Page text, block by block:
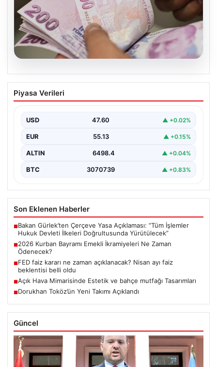
05.08.2026
2026 Kurban Bayramı Emekli
İkramiyeleri Ne Zaman Ödenecek?
milyon emekli vatandaşın gözü kulağı bayram
ikramiyesi…
Piyasa Verileri
USD 47.60 ▲ +0.02%
EUR 55.13 ▲ +0.15%
ALTIN 6498.4 ▲ +0.04%
BTC 3070739 ▲ +0.83%
Son Eklenen Haberler
■Bakan Gürlek’ten Çerçeve Yasa Açıklaması: “Tüm İşlemler
Hukuk Devleti İlkeleri Doğrultusunda Yürütülecek”
■2026 Kurban Bayramı Emekli İkramiyeleri Ne Zaman
Ödenecek?
■FED faiz kararı ne zaman açıklanacak? Nisan ayı faiz
beklentisi belli oldu
■Açık Hava Mimarisinde Estetik ve bahçe mutfağı Tasarımları
■Dorukhan Toköz’ün Yeni Takımı Açıklandı
Güncel